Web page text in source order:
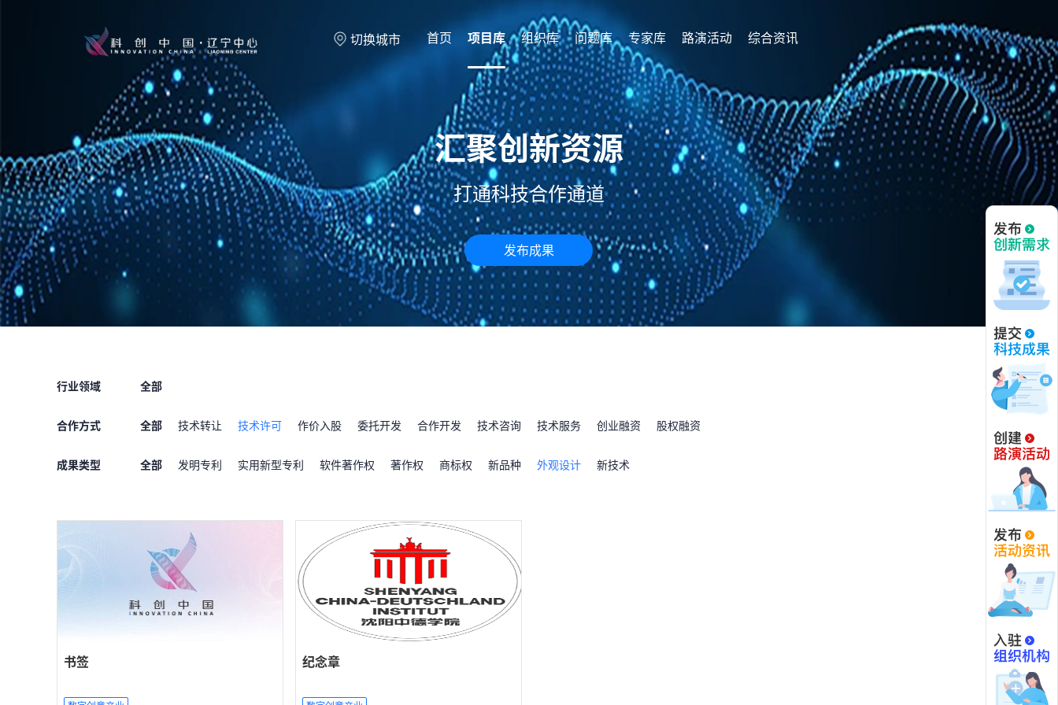
切换城市 首页 项目库 组织库 问题库 专家库 路演活动 综合资讯
汇聚创新资源
打通科技合作通道
发布成果
行业领域 全部
合作方式 全部 技术转让 技术许可 作价入股 委托开发 合作开发 技术咨询 技术服务 创业融资 股权融资
成果类型 全部 发明专利 实用新型专利 软件著作权 著作权 商标权 新品种 外观设计 新技术
书签 纪念章